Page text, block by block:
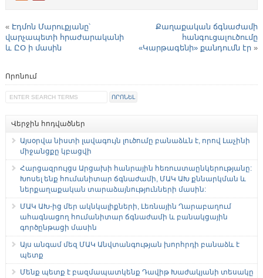
« Էդմոն Մարուքյանը՝
վարչապետի հրաժարականի
և ԸՕ ի մասին
Քաղաքական ճգնաժամի
հանգուցալուծումը
«Կարթագենի» քանդումն էր »
Որոնում
Վերջին հոդվածներ
Այսօրվա նիստի լավագույն լուծումը բանաձևն է, որով Լաչինի
միջանցքը կբացվի
Հարցազրույցս Արցախի հանրային հեռուստաընկերությանը:
Խոսել ենք հումանիտար ճգնաժամի, ՄԱԿ ԱԽ քննարկման և
ներքաղաքական տարաձայնությունների մասին:
ՄԱԿ ԱԽ-ից մեր ակնկալիքների, Լեռնային Ղարաբաղում
ահագնացող հումանիտար ճգնաժամի և բանակցային
գործընթացի մասին
Այս անգամ մեզ ՄԱԿ Անվտանգության խորհրդի բանաձև է
պետք
Մենք պետք է բազմապատկենք Դավիթ Խաժակյանի տեսակը